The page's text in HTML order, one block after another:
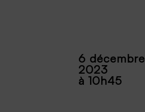
6 décembre
2023
à 10h45